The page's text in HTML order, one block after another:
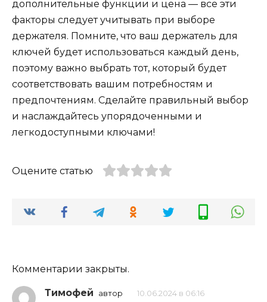
дополнительные функции и цена — все эти
факторы следует учитывать при выборе
держателя. Помните, что ваш держатель для
ключей будет использоваться каждый день,
поэтому важно выбрать тот, который будет
соответствовать вашим потребностям и
предпочтениям. Сделайте правильный выбор
и наслаждайтесь упорядоченными и
легкодоступными ключами!
Оцените статью
Комментарии закрыты.
Тимофей автор 10.06.2024 в 06:16